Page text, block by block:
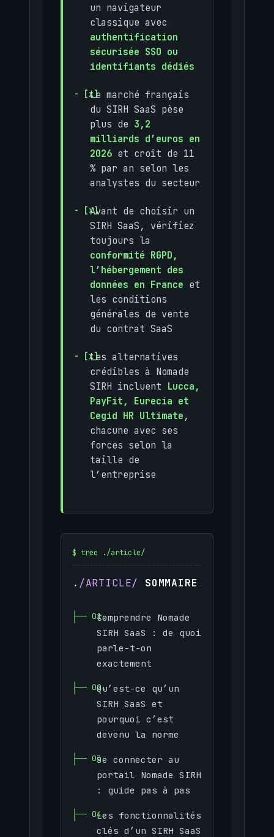
un navigateur
classique avec
authentification
sécurisée SSO ou
identifiants dédiés
Le marché français
du SIRH SaaS pèse
plus de 3,2
milliards d’euros en
2026 et croît de 11
% par an selon les
analystes du secteur
Avant de choisir un
SIRH SaaS, vérifiez
toujours la
conformité RGPD,
l’hébergement des
données en France et
les conditions
générales de vente
du contrat SaaS
Les alternatives
crédibles à Nomade
SIRH incluent Lucca,
PayFit, Eurecia et
Cegid HR Ultimate,
chacune avec ses
forces selon la
taille de
l’entreprise
SOMMAIRE
Comprendre Nomade
SIRH SaaS : de quoi
parle-t-on
exactement
Qu’est-ce qu’un
SIRH SaaS et
pourquoi c’est
devenu la norme
Se connecter au
portail Nomade SIRH
: guide pas à pas
Les fonctionnalités
clés d’un SIRH SaaS